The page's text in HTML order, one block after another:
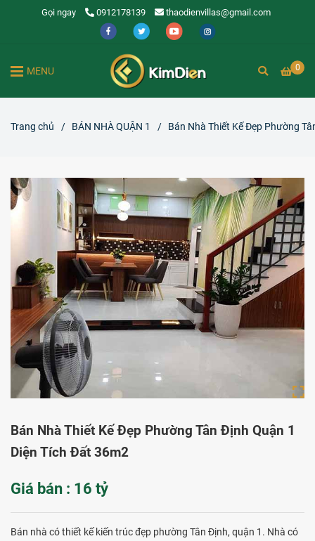
Gọi ngay 0912178139 thaodienvillas@gmail.com
0
MENU
Trang chủ / BÁN NHÀ QUẬN 1 / Bán Nhà Thiết Kế Đẹp Phường
Bán Nhà Thiết Kế Đẹp Phường Tân Định Quận 1
Diện Tích Đất 36m2
Giá bán : 16 tỷ
Bán nhà có thiết kế kiến trúc đẹp phường Tân Định, quận 1. Nhà có